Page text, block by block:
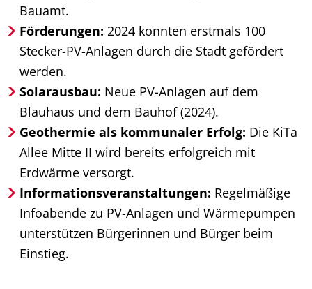
Bauamt.
Förderungen: 2024 konnten erstmals 100
Stecker-PV-Anlagen durch die Stadt gefördert
werden.
Solarausbau: Neue PV-Anlagen auf dem
Blauhaus und dem Bauhof (2024).
Geothermie als kommunaler Erfolg: Die KiTa
Allee Mitte II wird bereits erfolgreich mit
Erdwärme versorgt.
Informationsveranstaltungen: Regelmäßige
Infoabende zu PV-Anlagen und Wärmepumpen
unterstützen Bürgerinnen und Bürger beim
Einstieg.